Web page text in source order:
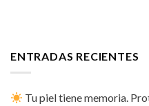
ENTRADAS RECIENTES
Tu piel tiene memoria.